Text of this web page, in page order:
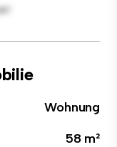
Wohnung
58 m²